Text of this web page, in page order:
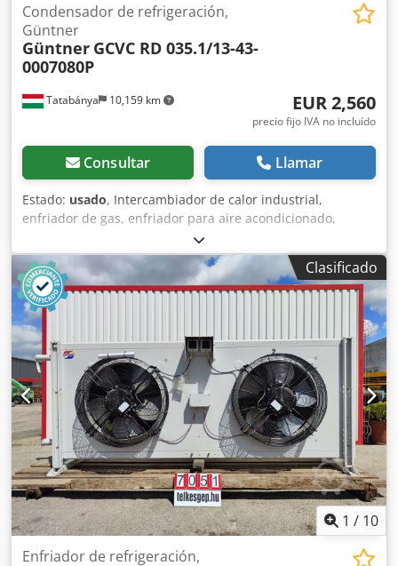
Tatabánya 10,159 km
Condensador de refrigeración,
Güntner
Güntner GCVC RD 035.1/13-43-
0007080P
EUR 2,560
precio fijo IVA no incluído
Consultar Llamar
Estado: usado, Intercambiador de calor industrial,
enfriador de gas, enfriador para aire acondicionado,
Güntner, máquina usada Fabricante: Güntner GmbH & Co.
KG Tipo: GCVC RD 035.1/13-43-0007080P Dimensiones
totales: Ancho: 2440 mm Fondo: 570 mm Altura: 760 mm
Año de fabricación: 2016 Datos del ventilador: Tipo de
ventilador: VT03133 Velocidad: 2479 / 1480 min⁻¹ Consumo
de corriente: 1,35 A Especificaciones técnicas: Volumen: 6,8
litros Presión máxima permitida: 32 bar / 0 bar 0 / -1 bar
Rango de temperatura permitido: -50 °C / +100 °C -5 °C /
+40 °C Dedsy Sgiispfx Acksck Presión de prueba: 35,2 bar
Grupo de fluidos: 2 / estado gaseoso
Clasificado
1 / 10
Enfriador de refrigeración,